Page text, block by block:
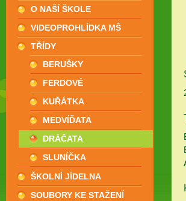
O NAŠÍ ŠKOLE
VIDEOPROHLÍDKA MŠ
TŘÍDY
BERUŠKY
FERDOVÉ
KUŘÁTKA
MEDVÍĎATA
DRÁČATA
SLUNÍČKA
ŠKOLNÍ JÍDELNA
SOUBORY KE STAŽENÍ